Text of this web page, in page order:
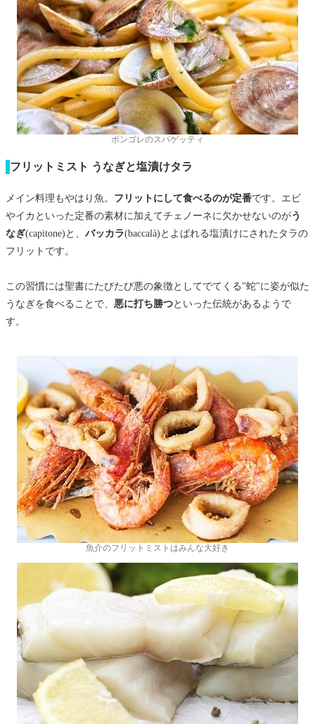
ボンゴレのスパゲッティ
フリットミスト うなぎと塩漬けタラ
メイン料理もやはり魚。 フリットにして食べるのが定番です。エビ
やイカといった定番の素材に加えてチェノーネに欠かせないのがう
なぎ(capitone)と、 バッカラ(baccalà)とよばれる塩漬けにされたタラの
フリットです。
この習慣には聖書にたびたび悪の象徴としてでてくる"蛇"に姿が似た
うなぎを食べることで、 悪に打ち勝つといった伝統があるようで
す。
魚介のフリットミストはみんな大好き